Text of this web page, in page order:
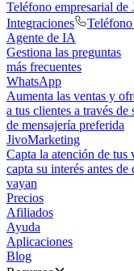
Teléfono empresarial de
Integraciones
Agente de IA
Gestiona las preguntas
más frecuentes
WhatsApp
Aumenta las ventas y
a tus clientes a través de
de mensajería preferida
JivoMarketing
Capta la atención de tus
capta su interés antes de
vayan
Precios
Afiliados
Ayuda
Aplicaciones
Blog